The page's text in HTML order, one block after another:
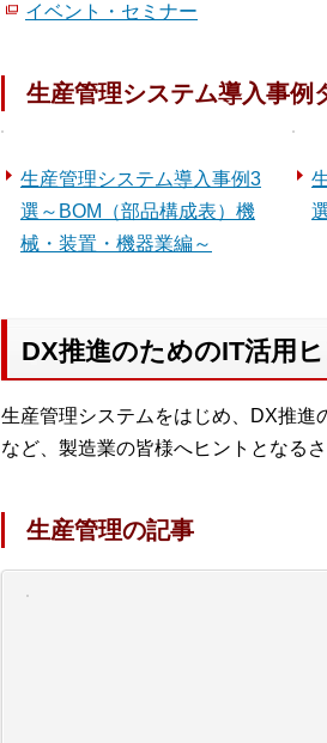
イベント・セミナー
生産管理システム導入事例
生産管理システム導入事例3
選～BOM（部品構成表）機
械・装置・機器業編～
DX推進のためのIT活用
生産管理システムをはじめ、DX推進
など、製造業の皆様へヒントとなる
生産管理の記事